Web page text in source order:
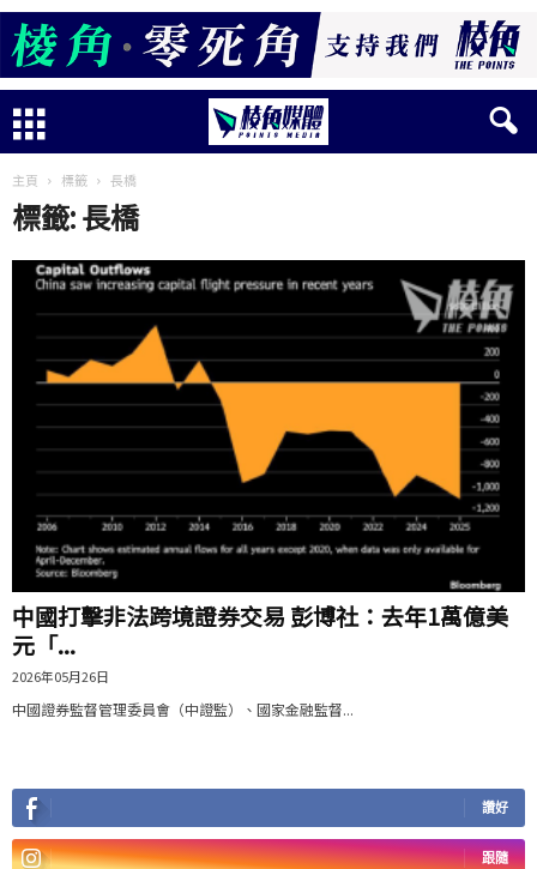
主頁 標籤 長橋
標籤: 長橋
中國打擊非法跨境證券交易 彭博社：去年1萬億美
元「...
2026年05月26日
中國證券監督管理委員會（中證監）、國家金融監督...
讚好
跟隨